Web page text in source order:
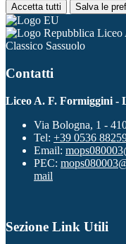
Accetta tutti Salva le
Liceo
Classico Sassuolo
Contatti
Liceo A. F. Formiggini -
Via Bologna, 1 -
Tel: +39 0536
Email:
PEC:
mail
Sezione Link Utili